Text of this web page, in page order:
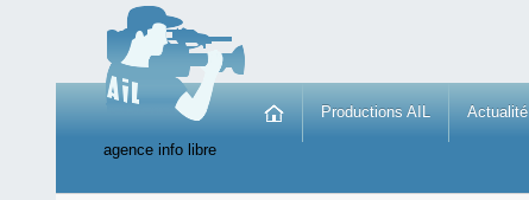
agence info libre
Productions AIL Actualité